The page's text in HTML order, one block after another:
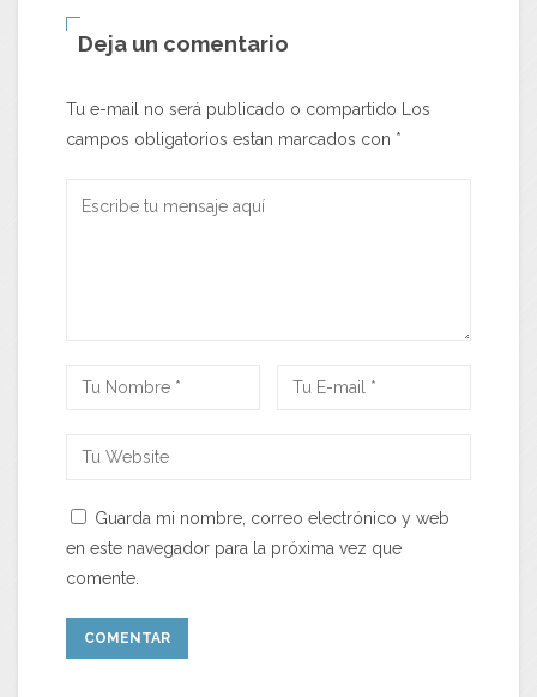
Deja un comentario
Tu e-mail no será publicado o compartido Los
campos obligatorios estan marcados con *
Guarda mi nombre, correo electrónico y web
en este navegador para la próxima vez que
comente.